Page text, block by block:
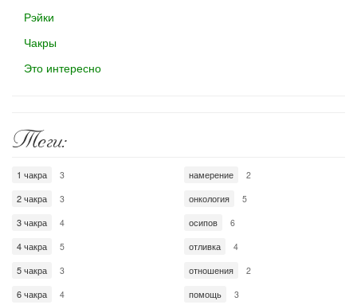
Рэйки
Чакры
Это интересно
Теги:
1 чакра 3
2 чакра 3
3 чакра 4
4 чакра 5
5 чакра 3
6 чакра 4
намерение 2
онкология 5
осипов 6
отливка 4
отношения 2
помощь 3